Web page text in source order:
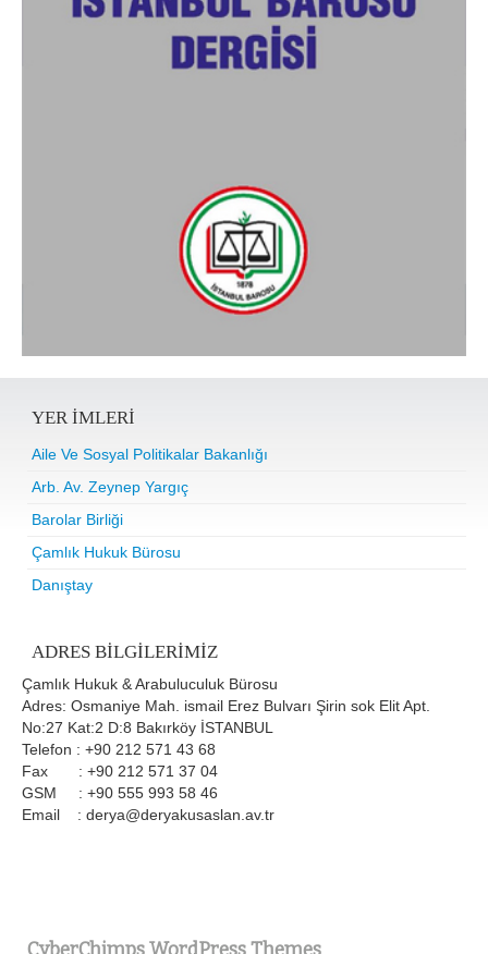
YER IMLERI
Aile Ve Sosyal Politikalar Bakanlığı
Arb. Av. Zeynep Yargıç
Barolar Birliği
Çamlık Hukuk Bürosu
Danıştay
ADRES BILGILERIMIZ
Çamlık Hukuk & Arabuluculuk Bürosu
Adres: Osmaniye Mah. ismail Erez Bulvarı Şirin sok Elit Apt.
No:27 Kat:2 D:8 Bakırköy İSTANBUL
Telefon : +90 212 571 43 68
Fax : +90 212 571 37 04
GSM : +90 555 993 58 46
Email : derya@deryakusaslan.av.tr